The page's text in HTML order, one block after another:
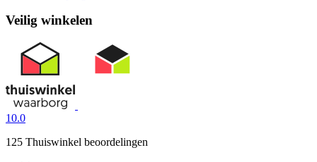
Veilig winkelen
10.0
125 Thuiswinkel beoordelingen